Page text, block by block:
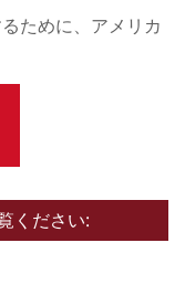
ために、アメリカ
ください: